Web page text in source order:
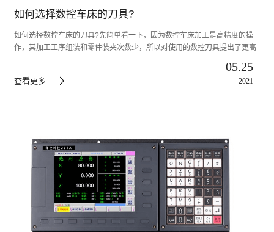
如何选择数控车床的刀具?
如何选择数控车床的刀具?先简单看一下，因为数控车床加工是高精度的操
作，其加工工序组装和零件装夹次数少，所以对使用的数控刀具提出了更高
查看更多
05.25
2021